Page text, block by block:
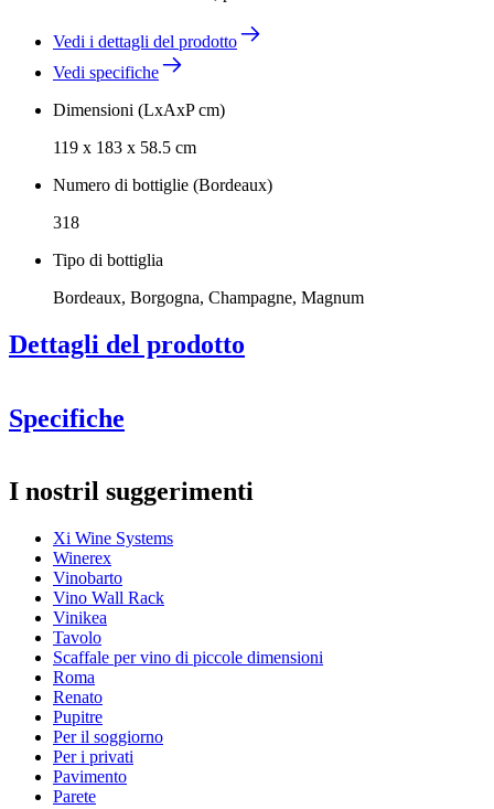
Vedi i dettagli del prodotto
Vedi specifiche
Dimensioni (LxAxP cm)
119 x 183 x 58.5 cm
Numero di bottiglie (Bordeaux)
318
Tipo di bottiglia
Bordeaux, Borgogna, Champagne, Magnum
Dettagli del prodotto
Xi Counter Counter Extension
pacchetti di ripiani Xi
Specifiche
Numero di prodottoXi-Kombi-C
Generale
Posizionamento
FinituraMetallo
Modulare
Bottiglie
Numero di bottiglie (Bordeaux)
Tipo di bottiglia
Dimensioni (LxAxP cm)
Altezza (cm)
I nostril suggerimenti
Xi Wine Systems
Winerex
Vinobarto
Vino Wall Rack
Vinikea
Tavolo
Scaffale per vino di piccole dimensioni
Roma
Renato
Pupitre
Per il soggiorno
Per i privati
Pavimento
Parete